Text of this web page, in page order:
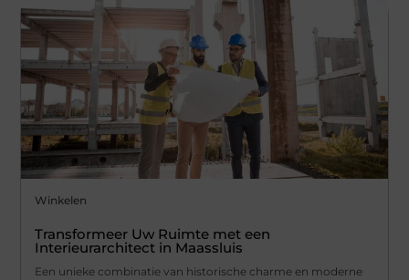
Winkelen
Transformeer Uw Ruimte met een
Interieurarchitect in Maassluis
Een unieke combinatie van historische charme en moderne